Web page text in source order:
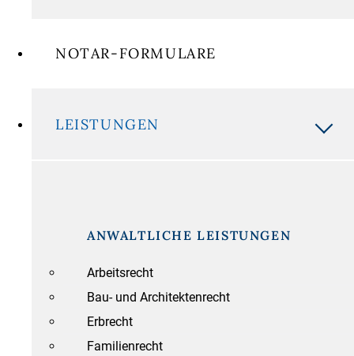
NOTAR-FORMULARE
LEISTUNGEN
ANWALTLICHE LEISTUNGEN
Arbeitsrecht
Bau- und Architektenrecht
Erbrecht
Familienrecht